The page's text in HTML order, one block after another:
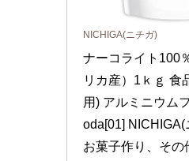
NICHIGA(ニチガ)
ナーコライト100
リカ産）1ｋｇ 食
用) アルミニウム
oda[01] NICHIGA(
お菓子作り、その